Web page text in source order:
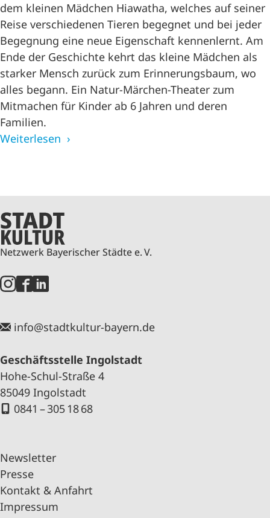
dem kleinen Mädchen Hiawatha, welches auf seiner
Reise verschiedenen Tieren begegnet und bei jeder
Begegnung eine neue Eigenschaft kennenlernt. Am
Ende der Geschichte kehrt das kleine Mädchen als
starker Mensch zurück zum Erinnerungsbaum, wo
alles begann. Ein Natur-Märchen-Theater zum
Mitmachen für Kinder ab 6 Jahren und deren
Familien.
Weiterlesen
Netzwerk Bayerischer Städte e. V.
info@stadtkultur-bayern.de
Geschäftsstelle Ingolstadt
Hohe-Schul-Straße 4
85049 Ingolstadt
0841 – 305 18 68
Newsletter
Presse
Kontakt & Anfahrt
Impressum